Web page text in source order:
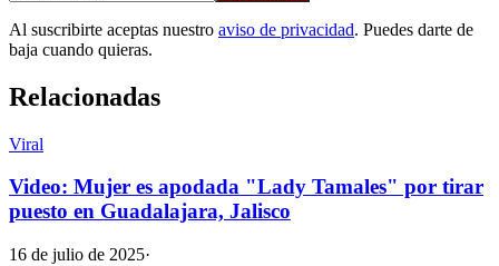
Al suscribirte aceptas nuestro aviso de privacidad. Puedes darte de
baja cuando quieras.
Relacionadas
Viral
Video: Mujer es apodada "Lady Tamales" por tirar
puesto en Guadalajara, Jalisco
16 de julio de 2025·